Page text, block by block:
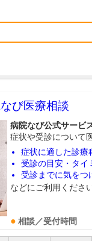
び医療相談
病院なび公式サービ
症状や受診について
症状に適した診療
受診の目安・タイ
受診までに気をつ
などにご利用くださ
相談／受付時間